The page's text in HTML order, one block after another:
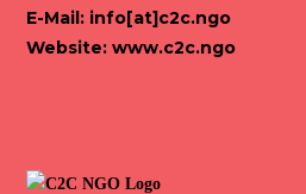
E-Mail: info[at]c2c.ngo
Website:www.c2c.ngo